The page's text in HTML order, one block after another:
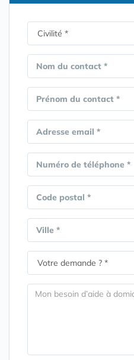
Nom du contact *
Prénom du contact *
Adresse email *
Numéro de téléphone *
Code postal *
Ville *